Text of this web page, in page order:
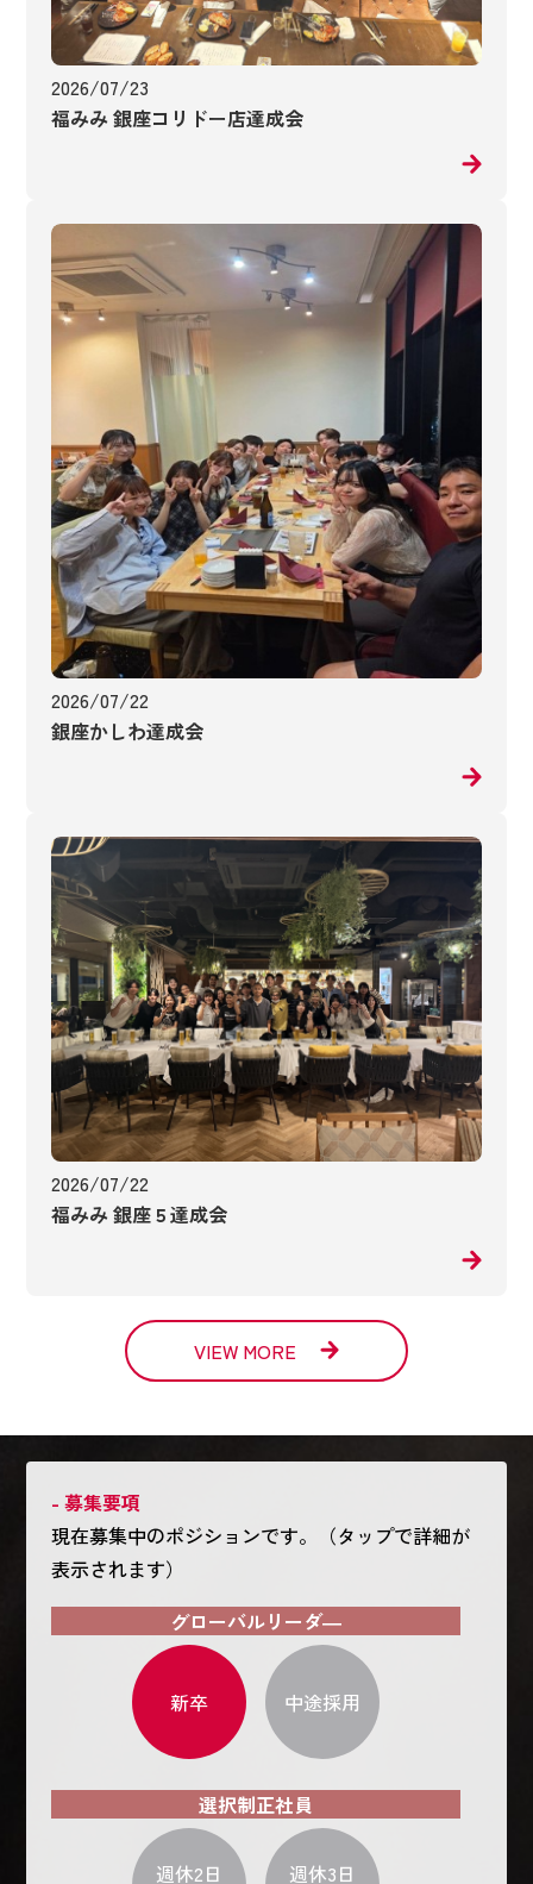
2026/07/23
福みみ 銀座コリドー店達成会
2026/07/22
銀座かしわ達成会
2026/07/22
福みみ 銀座５達成会
VIEW MORE
- 募集要項
現在募集中のポジションです。（タップで詳細が
表示されます）
グローバルリーダ―
新卒 中途採用
選択制正社員
週休2日 週休3日